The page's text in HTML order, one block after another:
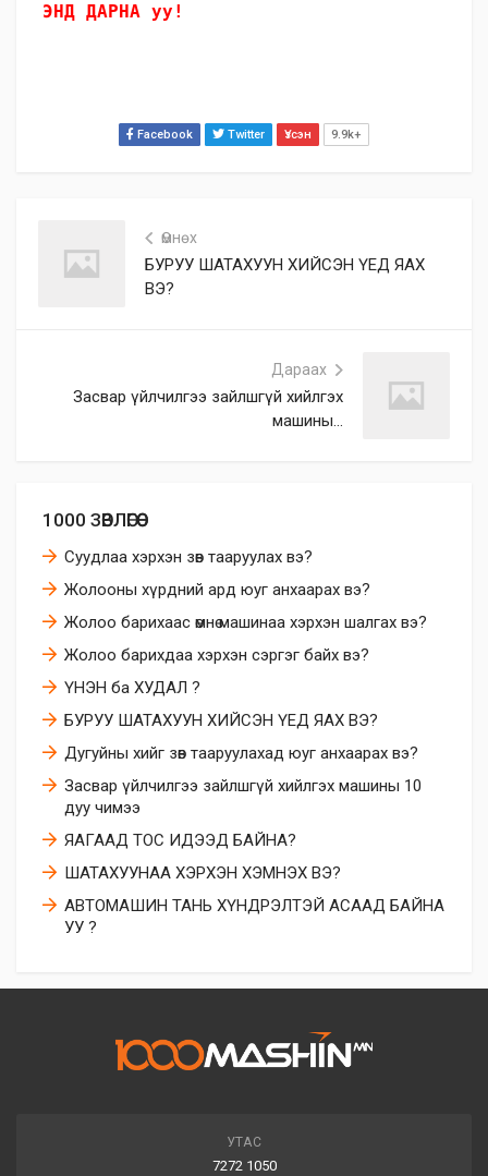
1000 ЗӨВЛӨГӨӨ
Суудлаа хэрхэн зөв тааруулах вэ?
Жолооны хүрдний ард юуг анхаарах вэ?
Жолоо барихаас өмнө машинаа хэрхэн шалгах вэ?
Жолоо барихдаа хэрхэн сэргэг байх вэ?
ҮНЭН ба ХУДАЛ ?
БУРУУ ШАТАХУУН ХИЙСЭН ҮЕД ЯАХ ВЭ?
Дугуйны хийг зөв тааруулахад юуг анхаарах вэ?
Засвар үйлчилгээ зайлшгүй хийлгэх машины 10
дуу чимээ
ЯАГААД ТОС ИДЭЭД БАЙНА?
ШАТАХУУНАА ХЭРХЭН ХЭМНЭХ ВЭ?
АВТОМАШИН ТАНЬ ХҮНДРЭЛТЭЙ АСААД БАЙНА
УУ ?
ЭНД ДАРНА уу!
Facebook Twitter Үзсэн 9.9k+
Өмнөх
БУРУУ ШАТАХУУН ХИЙСЭН ҮЕД ЯАХ
ВЭ?
Дараах
Засвар үйлчилгээ зайлшгүй хийлгэх
машины...
УТАС
7272 1050